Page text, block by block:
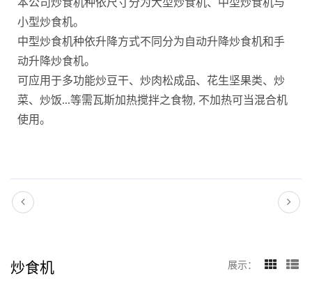
本公司炒食机种依尺寸分为大型炒食机、中型炒食机与
小型炒食机。
中型炒食机种依升降方式不同分为自动升降炒食机和手
动升降炒食机。
可应用于多功能炒豆干、炒肉松成品、花生坚果类、炒
菜、炒饭...等需瓦斯加热搅拌之食物, 不加热可当混合机
使用。
炒食机 展示：